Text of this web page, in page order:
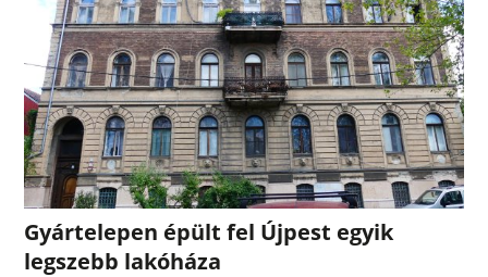
Gyártelepen épült fel Újpest egyik
legszebb lakóháza